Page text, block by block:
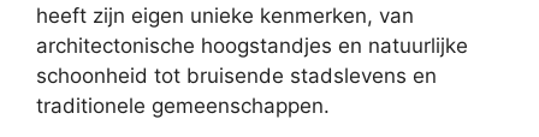
heeft zijn eigen unieke kenmerken, van
architectonische hoogstandjes en natuurlijke
schoonheid tot bruisende stadslevens en
traditionele gemeenschappen.